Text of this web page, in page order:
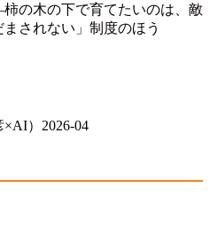
の木の下で育てたいのは、敵
されない」制度のほう
×AI）2026-04